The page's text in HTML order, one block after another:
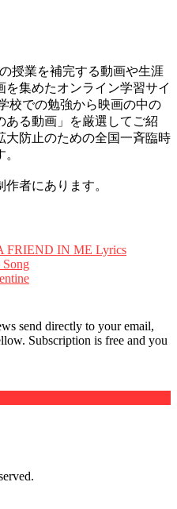
授業を補完する動画や生涯
集めたオンライン学習サイ
校での勉強から映画の中の
ある動画」を厳選してご紹
大防止のための全国一斉臨時
者にあります。
FRIEND IN ME Lyrics
Song
send directly to your email,
Subscription is free and you